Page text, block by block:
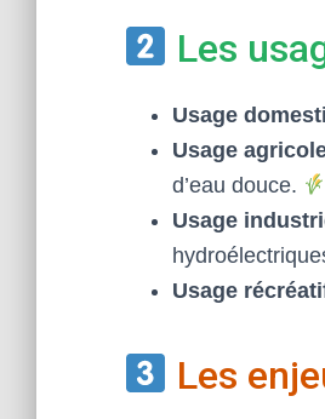
Les
Usage
Usage
d’eau douce.
Usage
Usage
Les